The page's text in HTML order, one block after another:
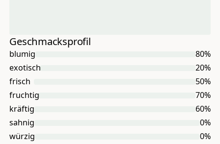
Geschmacksprofil
blumig 80%
exotisch
20%
frisch
50%
fruchtig
70%
kräftig
60%
sahnig
0%
würzig
0%